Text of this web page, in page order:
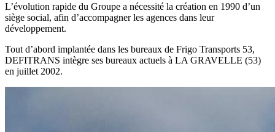
L’évolution rapide du Groupe a nécessité la création en 1990 d’un
siège social, afin d’accompagner les agences dans leur
développement.
Tout d’abord implantée dans les bureaux de Frigo Transports 53,
DEFITRANS intègre ses bureaux actuels à LA GRAVELLE (53)
en juillet 2002.